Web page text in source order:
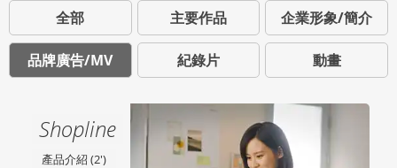
全部 主要作品 企業形象/簡介
品牌廣告/MV 紀錄片 動畫
Shopline
產品介紹 (2')